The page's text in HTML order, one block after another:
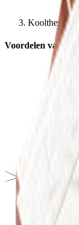
Kooltherm
Voordelen van